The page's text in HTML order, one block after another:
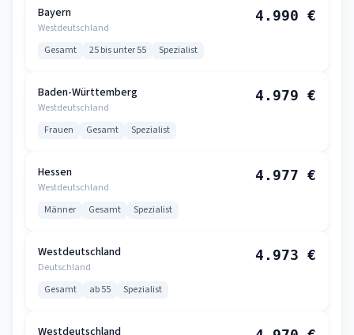
Bayern
Westdeutschland
4.990 €
Gesamt 25 bis unter 55 Spezialist
Baden-Württemberg
Westdeutschland
4.979 €
Frauen Gesamt Spezialist
Hessen
Westdeutschland
4.977 €
Männer Gesamt Spezialist
Westdeutschland
Deutschland
4.973 €
Gesamt ab 55 Spezialist
Westdeutschland